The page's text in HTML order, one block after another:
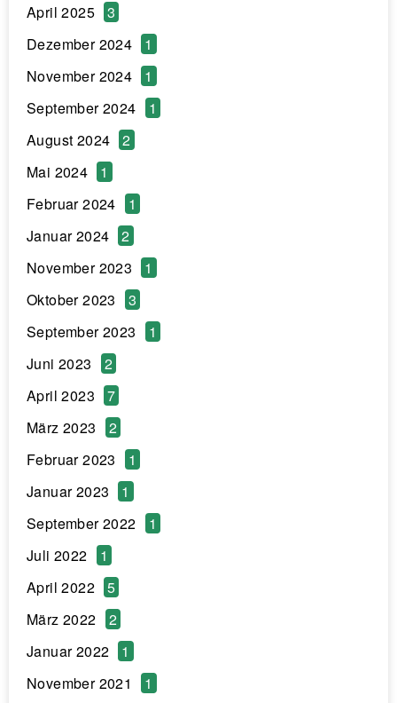
April 2025
3
Dezember 2024
1
November 2024
1
September 2024
1
August 2024
2
Mai 2024
1
Februar 2024
1
Januar 2024
2
November 2023
1
Oktober 2023
3
September 2023
1
Juni 2023
2
April 2023
7
März 2023
2
Februar 2023
1
Januar 2023
1
September 2022
1
Juli 2022
1
April 2022
5
März 2022
2
Januar 2022
1
November 2021
1